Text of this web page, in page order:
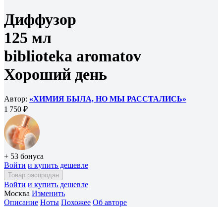
Диффузор
125 мл
biblioteka aromatov
Хороший день
Автор: «ХИМИЯ БЫЛА, НО МЫ РАССТАЛИСЬ»
1 750 ₽
+ 53 бонуса
Войти и купить дешевле
Товар распродан
Войти и купить дешевле
Москва Изменить
Описание Ноты Похожее Об авторе